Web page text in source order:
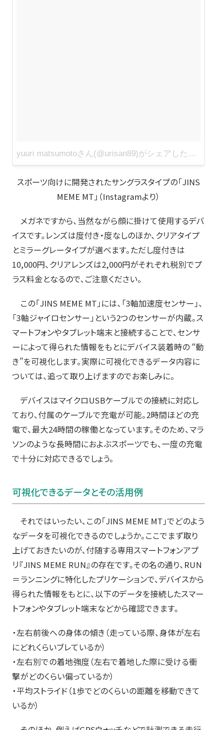
yuuri matsumotoさん(@urisan89)がシェアした投稿
スポーツ向けに開発されたサングラスタイプの「JINS
MEME MT」（Instagramより）
メガネですから、当然ながら顔に掛けて使用するデバ
イスです。レンズは度付き・度なしのほか、クリアタイプ
とミラーグレータイプが選べます。ただし度付きは
10,000円、クリアレンズは2,000円がそれぞれ税別でプ
ラス料金となるので、ご注意ください。
この「JINS MEME MT」には、「3軸加速度センサー」、
「3軸ジャイロセンサー」という2つのセンサーが内蔵。ス
マートフォンやタブレット端末と接続することで、センサ
ーによって得られた情報をもとにデバイス装着時の “動
き”を可視化します。実際に可視化できるデータ内容に
ついては、追って取り上げますのでお楽しみに。
デバイスはマイクロUSBケーブルでの接続に対応し
ており、付属のケーブルで充電が可能。2時間ほどの充
電で、最大24時間の稼働となっています。そのため、マラ
ソンのような長時間におよぶスポーツでも、一度の充電
で十分に対応できるでしょう。
可視化できるデータとその活用例
それではいったい、この「JINS MEME MT」でどのよう
なデータを可視化できるのでしょうか。ここでまず取り
上げておきたいのが、付随する専用スマートフォンアプ
リ『JINS MEME RUN』の存在です。その名の通り、RUN
＝ランニングに特化したプリケーションで、デバイスから
得られた情報をもとに、以下のデータを接続したスマー
トフォンやタブレット端末などから確認できます。
・左右前後への身体の傾き（走っている際、身体が左右
にどれくらいブレているか）
・左右別での着地強度（左右で着地した際に受ける衝
撃がどのくらい偏っているか）
・平均ストライド（1歩でどのくらいの距離を移動できて
いるか）